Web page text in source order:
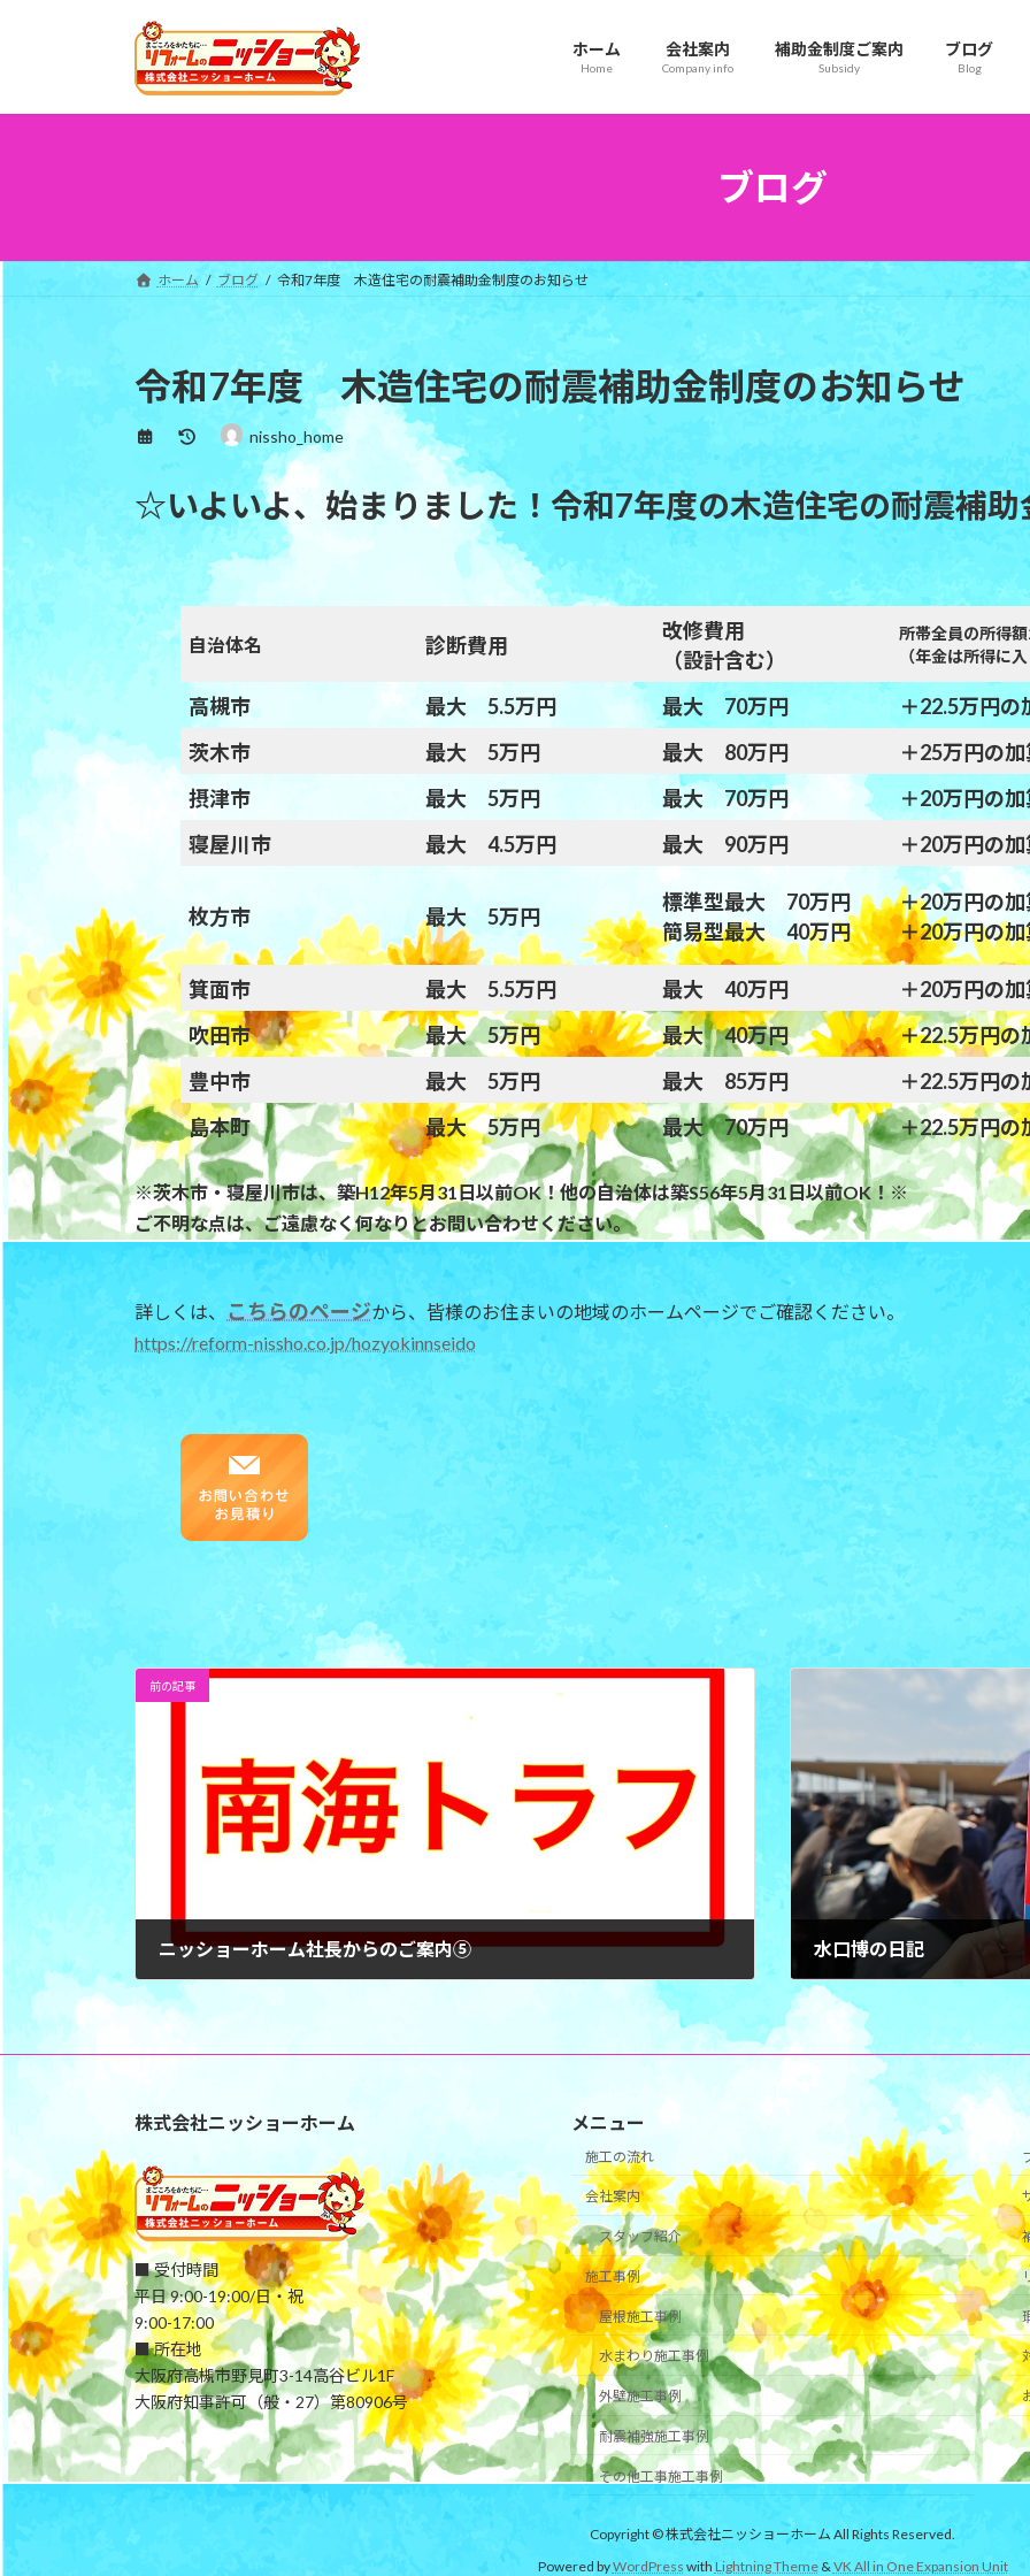
プ
動
ホーム
Home
会社案内
Company info
補助金制度ご案内
Subsidy
ブログ
Blog
ブログ
ホーム ブログ 令和7年度 木造住宅の耐震補助金制度のお知らせ
令和7年度 木造住宅の耐震補助金制度のお知らせ
最
新
日
:
nissho_home
☆いよいよ、始まりました！令和7年度の木造住宅の耐震補
自治体名 診断費用
改修費用
（設計含む）
所帯全員の所得
（年金は所得に
高槻市 最大 5.5万円 最大 70万円
＋22.5万円の
茨木市
最大 5万円 最大 80万円
＋25万円の
摂津市
最大 5万円 最大 70万円
＋20万円の
寝屋川市
最大 4.5万円 最大 90万円 ＋20万円の
枚方市 最大 5万円
標準型最大 70万円
簡易型最大 40万円
＋20万円の
＋20万円の
箕面市 最大 5.5万円 最大 40万円
＋20万円の
吹田市
最大 5万円 最大 40万円
＋22.5万円の
豊中市
最大 5万円 最大 85万円
＋22.5万円の
島本町
最大 5万円 最大 70万円 ＋22.5万円の
※茨木市・寝屋川市は、築H12年5月31日以前OK！他の自治体は築S56年5月31日以前OK！※
ご不明な点は、ご遠慮なく何なりとお問い合わせください。
詳しくは、 こちらのページから、皆様のお住まいの地域のホームページでご確認ください。
https://reform-nissho.co.jp/hozyokinnseido
前の記事
ニッショーホーム社長からのご案内⑤ 水口博の日記
株式会社ニッショーホーム
■ 受付時間
平日 9:00-19:00/日・祝
9:00-17:00
■ 所在地
大阪府高槻市野見町3-14高谷ビル1F
大阪府知事許可（般・27）第80906号
メニュー
施工の流れ
会社案内
スタッフ紹介
施工事例
屋根施工事例
水まわり施工事例
外壁施工事例
耐震補強施工事例
その他工事施工事例
Copyright © 株式会社ニッショーホーム All Rights Reserved.
Powered byWordPress with Lightning Theme&VK All in One Expansion Unit